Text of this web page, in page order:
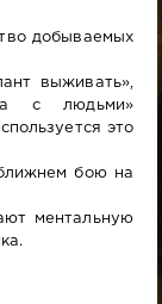
добываемых
выживать»,
с людьми»
это
бою на
ментальную